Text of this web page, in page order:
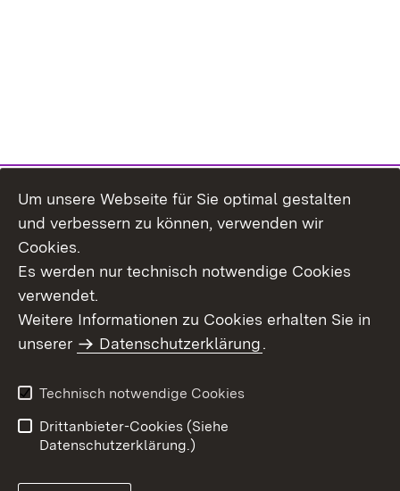
Themenübersicht
Barrierefreiheit
Um unsere Webseite für Sie optimal gestalten
und verbessern zu können, verwenden wir
Cookies.
Es werden nur technisch notwendige Cookies
verwendet.
Weitere Informationen zu Cookies erhalten Sie in
unserer
Datenschutzerklärung.
Technisch notwendige Cookies
Drittanbieter-Cookies (Siehe
Datenschutzerklärung.)